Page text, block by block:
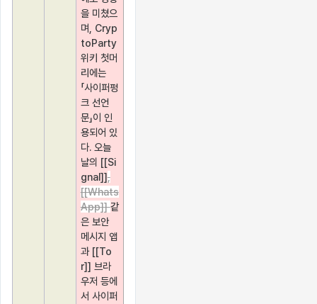
을 미쳤으
며, Cryp
toParty
위키 첫머
리에는
「사이퍼펑
크 선언
문」이 인
용되어 있
다. 오늘
날의 [[Si
gnal]],
[[Whats
App]] 같
은 보안
메시지 앱
과 [[To
r]] 브라
우저 등에
서 사이퍼